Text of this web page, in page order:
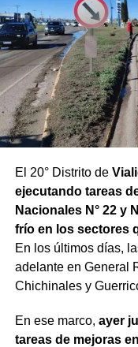
El 20° Distrito de
ejecutando tareas
Nacionales N° 22 y
frío en los sectores
En los últimos días,
adelante en General
Chichinales y
En ese marco, ayer
tareas de mejoras